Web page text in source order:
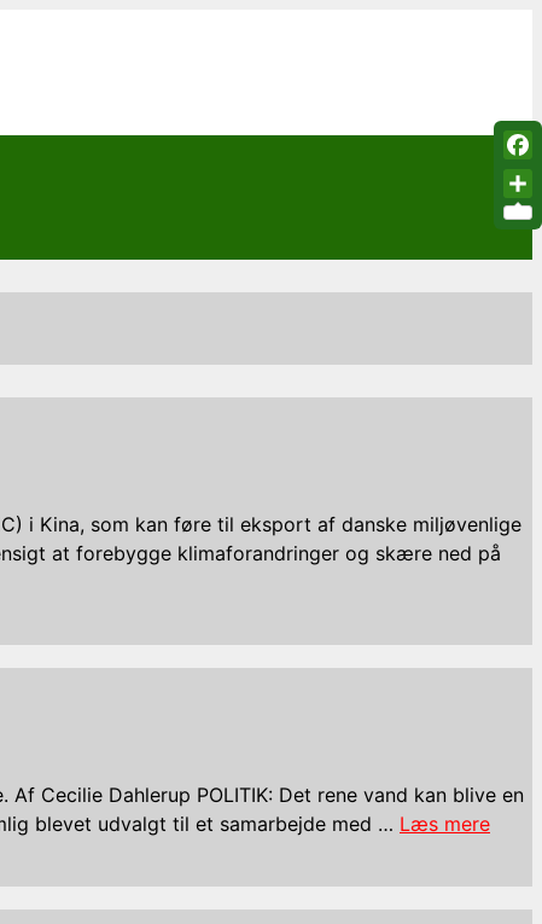
i Kina, som kan føre til eksport af danske miljøvenlige
at forebygge klimaforandringer og skære ned på
Cecilie Dahlerup POLITIK: Det rene vand kan blive en
blevet udvalgt til et samarbejde med … Læs mere